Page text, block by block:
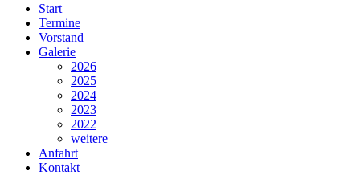
Start
Termine
Vorstand
Galerie
2026
2025
2024
2023
2022
weitere
Anfahrt
Kontakt